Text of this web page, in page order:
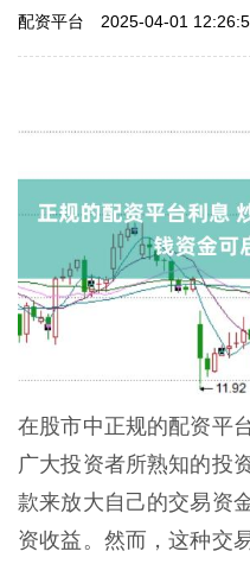
配资平台 2025-04-01
在股市中正规的配资平
广大投资者所熟知的投
款来放大自己的交易资
资收益。然而，这种交